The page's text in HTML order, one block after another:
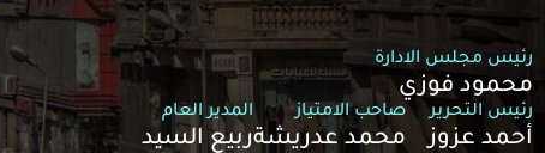
رئيس مجلس الادارة
محمود فوزي
رئيس التحرير
أحمد عزوز
صاحب الامتياز
محمد عدريشة
المدير العام
ربيع السيد